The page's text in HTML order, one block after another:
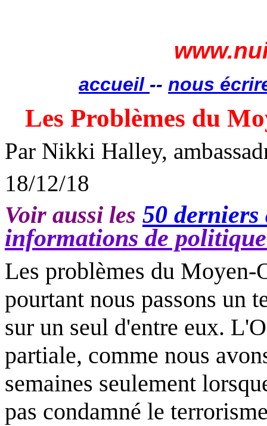
accueil -- nous
Les Problèmes du
Par Nikki Halley,
18/12/18
Voir aussi les 50 derniers
informations de
Les problèmes du Moyen-
pourtant nous passons un
sur un seul d'entre eux.
partiale, comme nous
semaines seulement
pas condamné le